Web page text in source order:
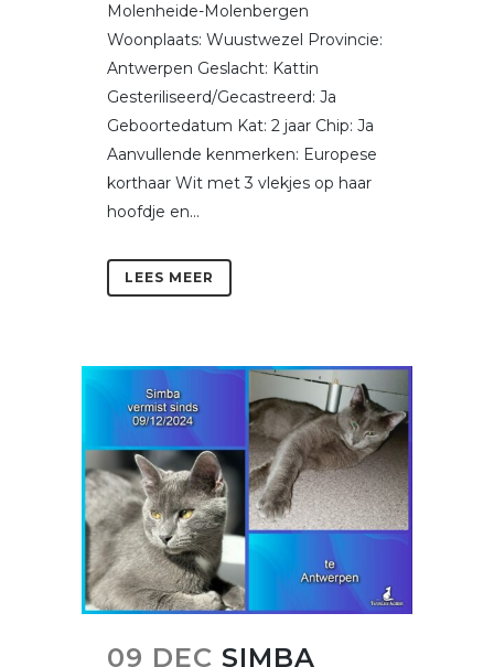
Molenheide-Molenbergen
Woonplaats: Wuustwezel Provincie:
Antwerpen Geslacht: Kattin
Gesteriliseerd/Gecastreerd: Ja
Geboortedatum Kat: 2 jaar Chip: Ja
Aanvullende kenmerken: Europese
korthaar Wit met 3 vlekjes op haar
hoofdje en...
LEES MEER
09 DEC SIMBA